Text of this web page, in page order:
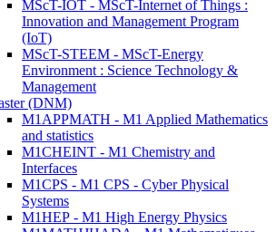
MScT-IOT - MScT-Internet of Things :
Innovation and Management Program
(IoT)
MScT-STEEM - MScT-Energy
Environment : Science Technology &
Management
(DNM)
M1APPMATH - M1 Applied Mathematics
and statistics
M1CHEINT - M1 Chemistry and
Interfaces
M1CPS - M1 CPS - Cyber Physical
Systems
M1HEP - M1 High Energy Physics